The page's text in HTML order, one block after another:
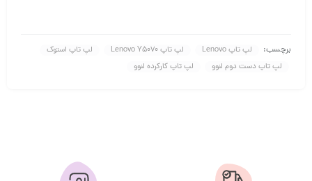
برچسب: لپ تاپ Lenovo لپ تاپ Lenovo Y5070
لپ تاپ استوک
لپ تاپ دست دوم لنوو
لپ تاپ کارکرده لنوو